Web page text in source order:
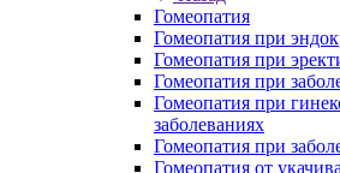
Гомеопатия
Гомеопатия при
Гомеопатия при
Гомеопатия при
Гомеопатия при
заболеваниях
Гомеопатия при
Гомеопатия от